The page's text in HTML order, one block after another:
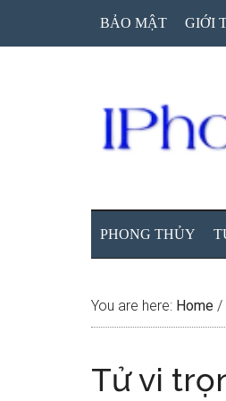
BẢO MẬT GIỚI
PHONG THỦY
You are here: Home /
Tử vi